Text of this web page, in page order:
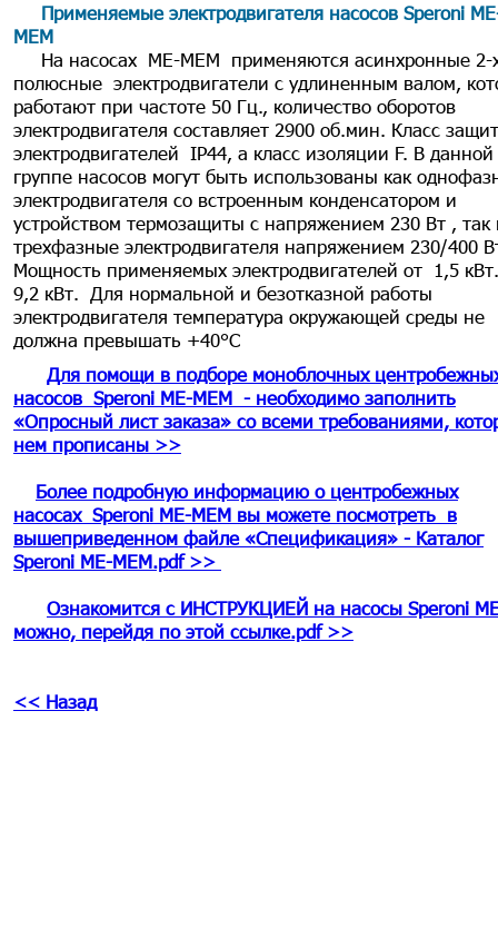
Применяемые электродвигателя насосов Speroni
МЕМ
На насосах MЕ-МЕМ применяются асинхронные 2-
полюсные электродвигатели с удлиненным валом,
работают при частоте 50 Гц., количество оборотов
электродвигателя составляет 2900 об.мин. Класс
электродвигателей IP44, а класс изоляции F. В данной
группе насосов могут быть использованы как
электродвигателя со встроенным конденсатором и
устройством термозащиты с напряжением 230 Вт ,
трехфазные электродвигателя напряжением 230/400
Мощность применяемых электродвигателей от 1,5
9,2 кВт. Для нормальной и безотказной работы
электродвигателя температура окружающей среды не
должна превышать +40°С
Для помощи в подборе моноблочных
насосов Speroni ME-MEM - необходимо заполнить
«Опросный лист заказа» со всеми требованиями,
нем прописаны >>
Более подробную информацию о центробежных
насосах Speroni ME-MEM вы можете посмотреть в
вышеприведенном файле «Спецификация» - Каталог
Speroni ME-MEM.pdf >>
Ознакомится с ИНСТРУКЦИЕЙ на насосы Speroni
можно, перейдя по этой ссылке.pdf >>
<< Назад